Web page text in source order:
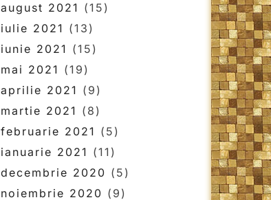
august 2021 (15)
iulie 2021 (13)
iunie 2021 (15)
mai 2021 (19)
aprilie 2021 (9)
martie 2021 (8)
februarie 2021 (5)
ianuarie 2021 (11)
decembrie 2020 (5)
noiembrie 2020 (9)